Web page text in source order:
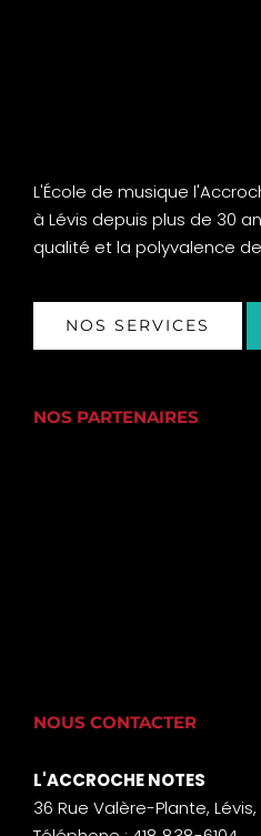
L'École de musique
à Lévis depuis plus de 30
qualité et la polyvalence
NOS SERVICES
NOS PARTENAIRES
NOUS CONTACTER
L'ACCROCHE NOTES
36 Rue Valère-Plante, Lévis,